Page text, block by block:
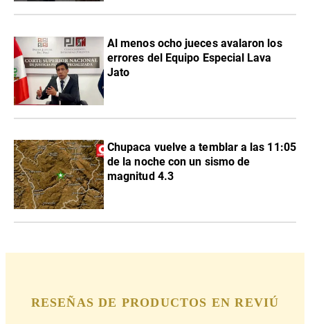
Al menos ocho jueces avalaron los
errores del Equipo Especial Lava
Jato
Chupaca vuelve a temblar a las 11:05
de la noche con un sismo de
magnitud 4.3